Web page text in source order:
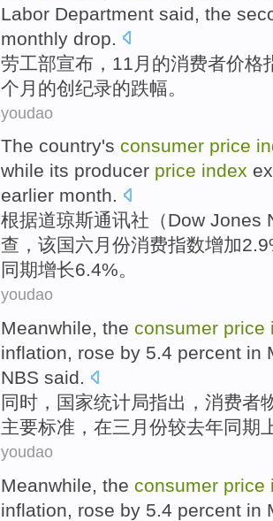
Labor Department said, the
monthly drop
劳工部宣布， 11月 的消费者价格
个 月 的创纪录的跌幅。
youdao
The country's consumer price
while its producer price index
earlier month.
根据道琼斯通讯社（Dow Jones
查， 该国六月份消费指数增加
同期增长6.4%。
youdao
Meanwhile, the consumer price
inflation, rose by 5.4 percent in
NBS said.
同时 ， 国家统计局指出， 消费者
主要标准 ， 在三月份较去年同期
youdao
Meanwhile, the consumer price
inflation, rose by 5.4 percent in